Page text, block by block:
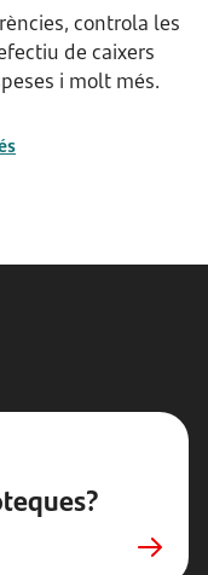
controla les
de caixers
i molt més.